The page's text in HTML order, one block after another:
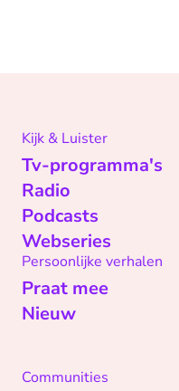
Kijk & Luister
Tv-programma's
Radio
Podcasts
Webseries
Persoonlijke verhalen
Praat mee
Nieuw
Communities